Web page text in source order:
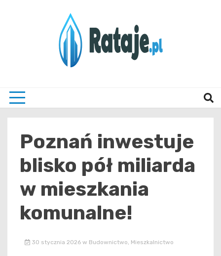
Poznań inwestuje
blisko pół miliarda
w mieszkania
komunalne!
30 stycznia 2026 w Budownictwo, Mieszkalnictwo